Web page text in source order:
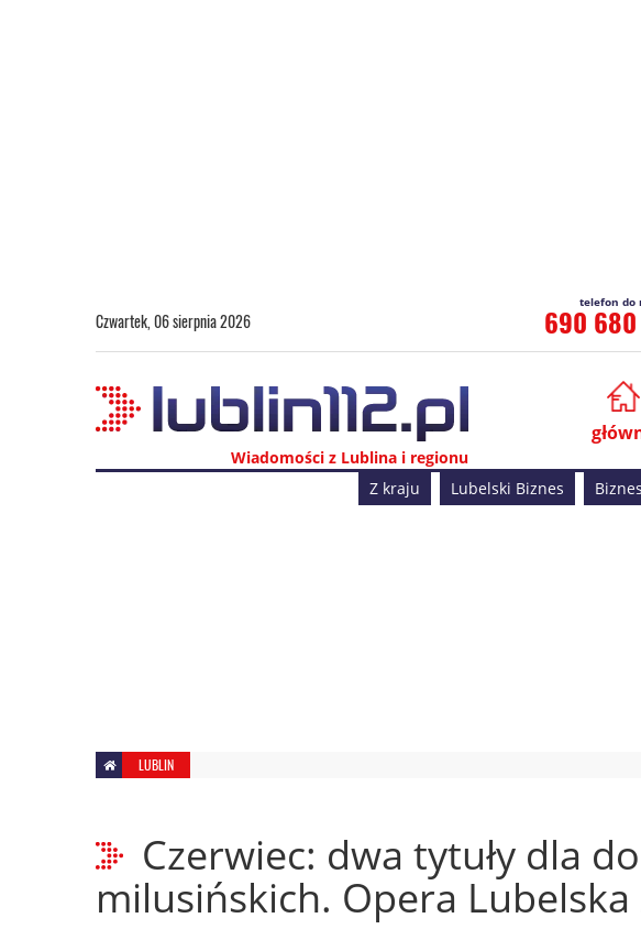
Czwartek, 06 sierpnia 2026 690
Wiadomości z Lublina i regionu
Z kraju Lubelski Biznes Biznes
LUBLIN
Czerwiec: dwa tytuły dla
milusińskich. Opera Lubelska